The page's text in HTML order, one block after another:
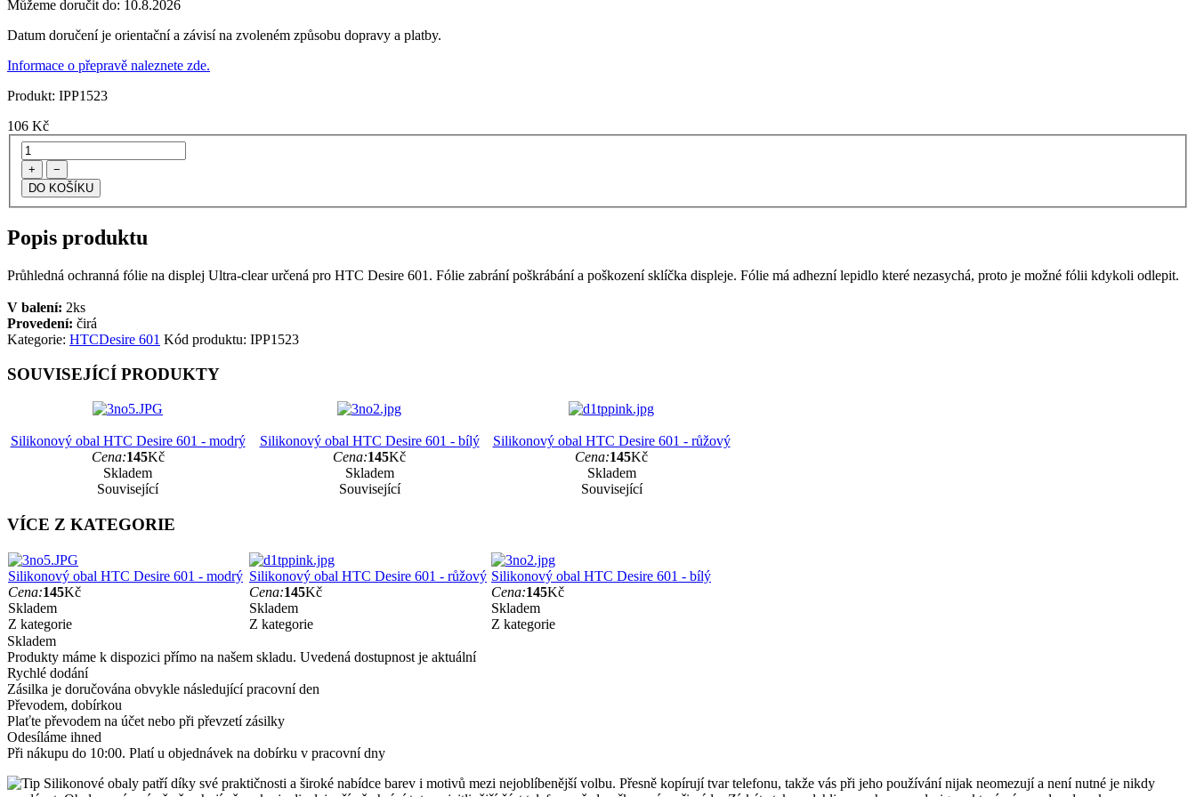
Můžeme doručit do: 10.8.2026
Datum doručení je orientační a závisí na zvoleném způsobu dopravy a platby.
Informace o přepravě naleznete zde.
Produkt: IPP1523
106 Kč
+ −
Popis produktu
Průhledná ochranná fólie na displej Ultra-clear určená pro HTC Desire 601. Fólie zabrání poškrábání a poškození sklíčka displeje. Fólie má adhezní lepidlo které nezasychá, proto je možné fólii kdykoli odlepit.
V balení: 2ks
Provedení: čirá
Kategorie: HTCDesire 601 Kód produktu: IPP1523
SOUVISEJÍCÍ PRODUKTY
Silikonový obal HTC Desire 601 - modrý
Cena:145Kč
Skladem
Související
Silikonový obal HTC Desire 601 - bílý
Cena:145Kč
Skladem
Související
Silikonový obal HTC Desire 601 - růžový
Cena:145Kč
Skladem
Související
VÍCE Z KATEGORIE
Silikonový obal HTC Desire 601 - modrý
Cena:145Kč
Skladem
Z kategorie
Silikonový obal HTC Desire 601 - růžový
Cena:145Kč
Skladem
Z kategorie
Silikonový obal HTC Desire 601 - bílý
Cena:145Kč
Skladem
Z kategorie
Skladem
Produkty máme k dispozici přímo na našem skladu. Uvedená dostupnost je aktuální
Rychlé dodání
Zásilka je doručována obvykle následující pracovní den
Převodem, dobírkou
Plaťte převodem na účet nebo při převzetí zásilky
Odesíláme ihned
Při nákupu do 10:00. Platí u objednávek na dobírku v pracovní dny
Silikonové obaly patří díky své praktičnosti a široké nabídce barev i motivů mezi nejoblíbenější volbu. Přesně kopírují tvar telefonu, takže vás při jeho používání nijak neomezují a není nutné je nikdy